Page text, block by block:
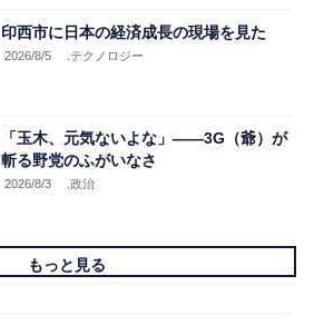
印西市に日本の経済成長の現場を見た
2026/8/5 .テクノロジー
「玉木、元気ないよな」――3G（爺）が
斬る野党のふがいなさ
2026/8/3 .政治
もっと見る